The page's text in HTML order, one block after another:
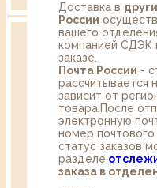
Доставка в
России
вашего
компанией СДЭК
заказе.
Почта России -
зависит от
товара.После
электронную
номер
статус заказов
разделе
заказа в